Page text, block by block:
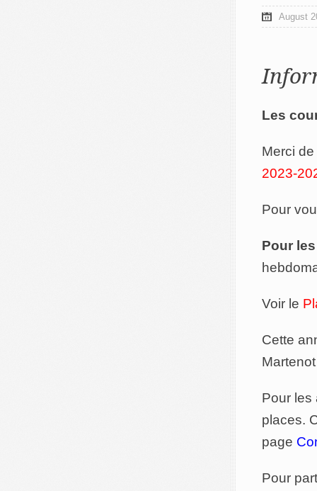
August
Les
Merci
2023-
Pour
Pour
Voir le
Cette
Pour les
places.
page
Pour